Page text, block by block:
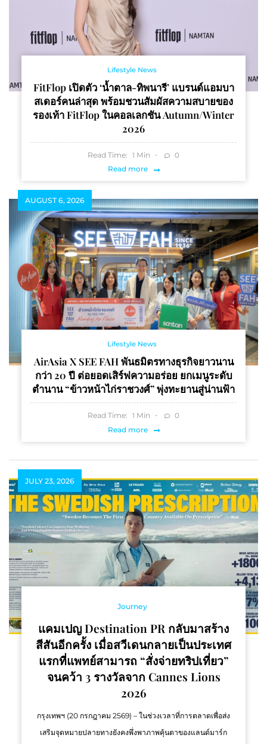
Lifestyle News
FitFlop เปิดตัว ‘น้ำตาล-ทิพนารี’ แบรนด์แอมบา
สเดอร์คนล่าสุด พร้อมชวนสัมผัสความสบายของ
รองเท้า FitFlop ในคอลเลกชัน Autumn/Winter
2026
Read Time: 1 Min
0
Read more
AUGUST 6, 2026
Lifestyle News
AirAsia X SEE FAH พันธมิตรทางธุรกิจยาวนาน
กว่า 20 ปี ต่อยอดเสิร์ฟความอร่อย ยกเมนูระดับ
ตำนาน “ข้าวหน้าไก่ราชวงศ์” พุ่งทะยานสู่น่านฟ้า
Read Time: 1 Min
0
Read more
JULY 23, 2026
Journey
แคมเปญ Destination PR กลับมาสร้าง
สีสันอีกครั้ง เมื่อสวีเดนกลายเป็นประเทศ
แรกที่แพทย์สามารถ “สั่งจ่ายทริปเที่ยว”
จนคว้า 3 รางวัลจาก Cannes Lions
2026
กรุงเทพฯ (20 กรกฎาคม 2569) – ในช่วงเวลาที่การตลาดเพื่อส่ง
เสริมจุดหมายปลายทางยังคงพึ่งพาภาพคุ้นตาของแลนด์มาร์ก